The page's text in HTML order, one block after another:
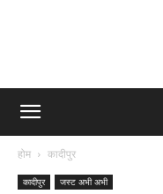
होम कादीपुर
कादीपुर जस्ट अभी अभी